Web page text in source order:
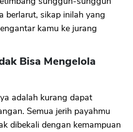
berlarut, sikap inilah yang
kamu ke jurang
Bisa Mengelola
adalah kurang dapat
Semua jerih payahmu
dibekali dengan kemampuan
OK
CANCEL